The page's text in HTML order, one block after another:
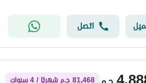
اتصل
81,468 ج.م شهريًا / 4 سنوات